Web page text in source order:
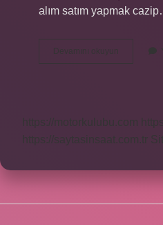
alım satım yapmak
Devamını okuyun
Borsada
Al
https://motorkulubu.com
https://saytasinsaat.com.tr